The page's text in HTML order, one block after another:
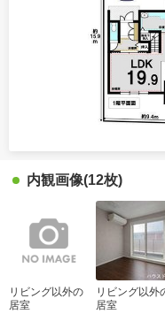
内観画像(12枚)
リビング以外の
居室
リビング以外
居室